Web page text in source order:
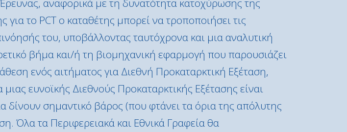
αναφορικά με τη δυνατότητα κατοχύρωσης της
το PCT ο καταθέτης μπορεί να τροποποιήσει τις
του, υποβάλλοντας ταυτόχρονα και μια αναλυτική
βήμα και/ή τη βιομηχανική εφαρμογή που παρουσιάζει
ενός αιτήματος για Διεθνή Προκαταρκτική Εξέταση,
ευνοϊκής Διεθνούς Προκαταρκτικής Εξέτασης είναι
δίνουν σημαντικό βάρος (που φτάνει τα όρια της απόλυτης
Όλα τα Περιφερειακά και Εθνικά Γραφεία θα